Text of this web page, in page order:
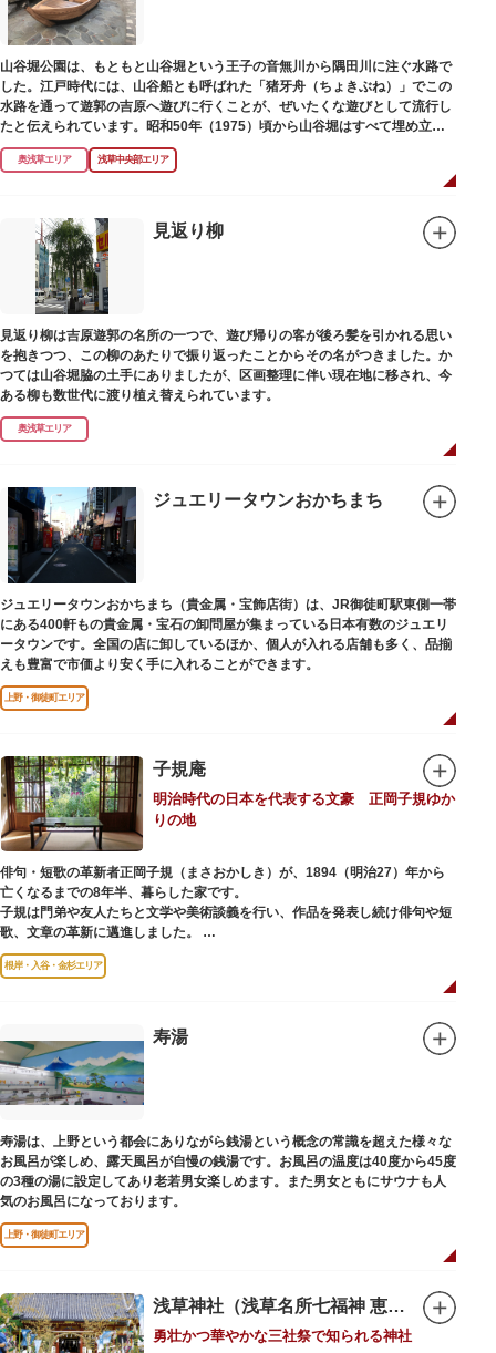
山谷堀公園は、もともと山谷堀という王子の音無川から隅田川に注ぐ水路で
した。江戸時代には、山谷船とも呼ばれた「猪牙舟（ちょきぶね）」でこの
水路を通って遊郭の吉原へ遊びに行くことが、ぜいたくな遊びとして流行し
たと伝えられています。昭和50年（1975）頃から山谷堀はすべて埋め立て
られて暗渠となり、細長い公園として生まれ変わりました。山谷堀公園に
は、猪牙舟についての説明板も設置されています。
奥浅草エリア 浅草中央部エリア
見返り柳
見返り柳は吉原遊郭の名所の一つで、遊び帰りの客が後ろ髪を引かれる思い
を抱きつつ、この柳のあたりで振り返ったことからその名がつきました。か
つては山谷堀脇の土手にありましたが、区画整理に伴い現在地に移され、今
ある柳も数世代に渡り植え替えられています。
奥浅草エリア
ジュエリータウンおかちまち
ジュエリータウンおかちまち（貴金属・宝飾店街）は、JR御徒町駅東側一帯
にある400軒もの貴金属・宝石の卸問屋が集まっている日本有数のジュエリ
ータウンです。全国の店に卸しているほか、個人が入れる店舗も多く、品揃
えも豊富で市価より安く手に入れることができます。
上野・御徒町エリア
子規庵
明治時代の日本を代表する文豪 正岡子規ゆか
りの地
俳句・短歌の革新者正岡子規（まさおかしき）が、1894（明治27）年から
亡くなるまでの8年半、暮らした家です。
子規は門弟や友人たちと文学や美術談義を行い、作品を発表し続け俳句や短
歌、文章の革新に邁進しました。
故郷松山より母と妹を呼び寄せ、結核に苦しみながらも34歳で亡くなるまで
精力的に文学作品を創作し続けた場所でもあります。
ま再建され、現在の庵は東京都指定史跡として明治の雰囲気が体感できる魅
力的な空間となっています。
子規が病室兼書斎にしていた「病牀六尺の間」などを復元しており、明治の
ィア団体により大切に維持・保存されています。
根岸・入谷・金杉エリア
寿湯
寿湯は、上野という都会にありながら銭湯という概念の常識を超えた様々な
お風呂が楽しめ、露天風呂が自慢の銭湯です。お風呂の温度は40度から45度
の3種の湯に設定してあり老若男女楽しめます。また男女ともにサウナも人
気のお風呂になっております。
上野・御徒町エリア
浅草神社（浅草名所七福神 恵比須）
勇壮かつ華やかな三社祭で知られる神社